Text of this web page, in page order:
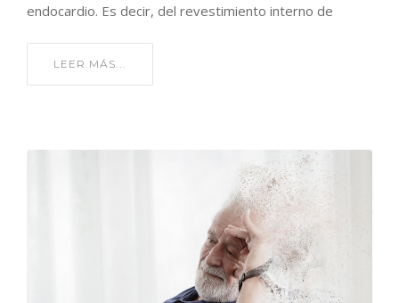
endocardio. Es decir, del revestimiento interno de
LEER MÁS...